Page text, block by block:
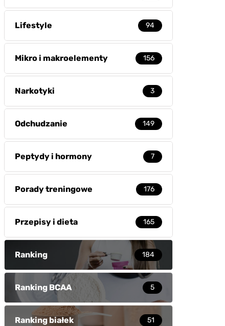
Lifestyle 94
Mikro i makroelementy 156
Narkotyki 3
Odchudzanie 149
Peptydy i hormony 7
Porady treningowe 176
Przepisy i dieta 165
Ranking 184
Ranking BCAA 5
Ranking białek 51